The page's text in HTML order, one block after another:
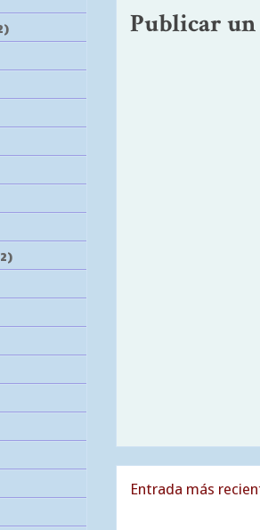
Publicar
Entrada más